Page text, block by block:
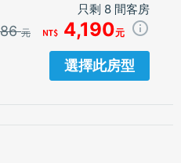
只剩 8 間客房
元 4,190元
選擇此房型